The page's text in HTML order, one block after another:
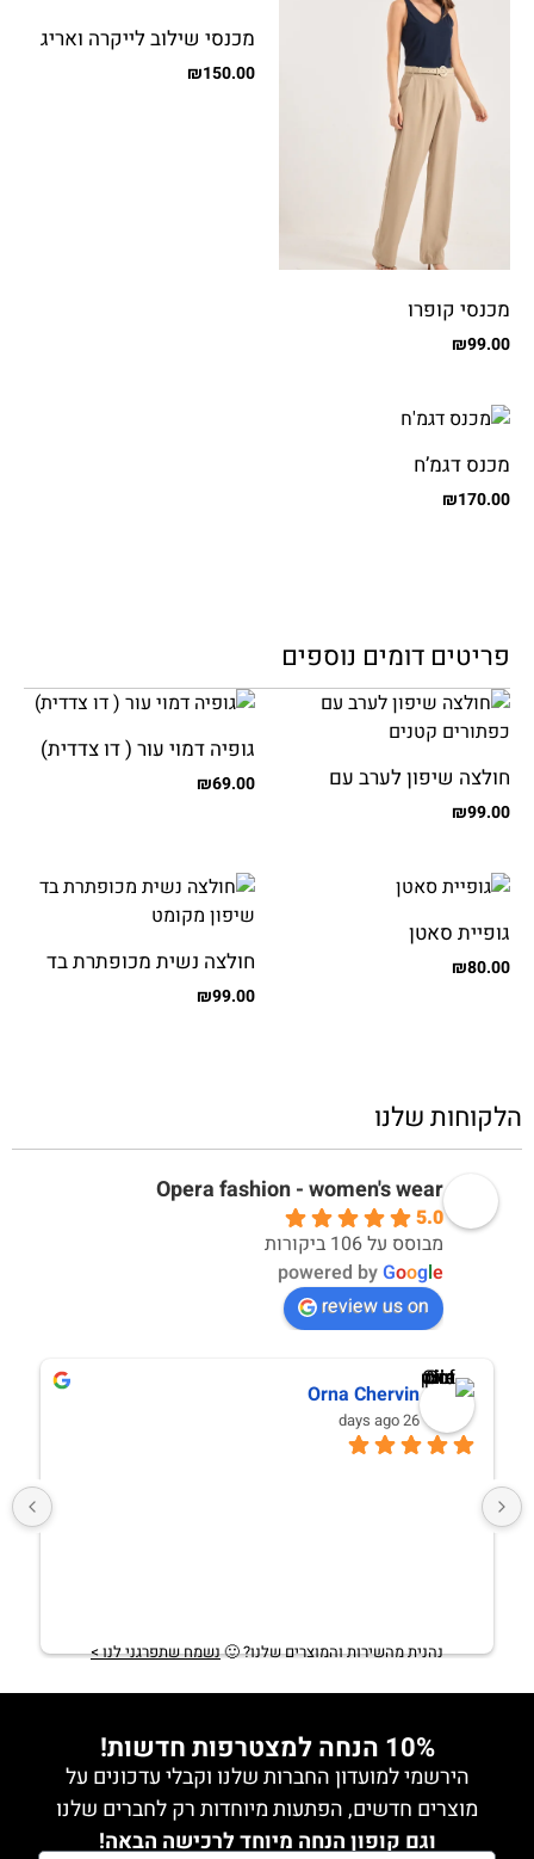
מכנסי קופרו
₪99.00
מכנסי שילוב לייקרה ואריג
עם כיסים
₪150.00
מכנס דגמ’ח
₪170.00
פריטים דומים נוספים
חולצה שיפון לערב עם
כפתורים קטנים
₪99.00
גופיה דמוי עור ( דו צדדית)
₪69.00
גופיית סאטן
₪80.00
חולצה נשית מכופתרת בד
שיפון מקומט
₪99.00
הלקוחות שלנו
Opera fashion - women's wear
5.0
מבוסס על 106 ביקורות
powered byGoogle
review us on
Orna Chervin
26 days ago
נהנית מהשירות והמוצרים שלנו?🙂נשמח שתפרגני לנו >
10% הנחה למצטרפות חדשות!
הירשמי למועדון החברות שלנו וקבלי עדכונים על
מוצרים חדשים, הפתעות מיוחדות רק לחברים שלנו
וגם קופון הנחה מיוחד לרכישה הבאה!